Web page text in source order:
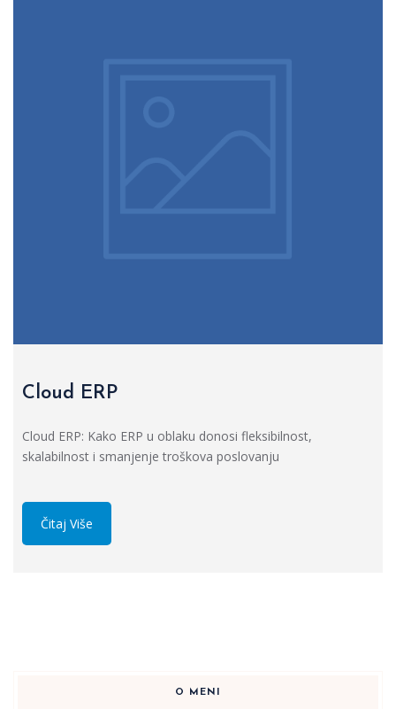
Cloud ERP
Cloud ERP: Kako ERP u oblaku donosi fleksibilnost,
skalabilnost i smanjenje troškova poslovanju
Čitaj Više
O MENI